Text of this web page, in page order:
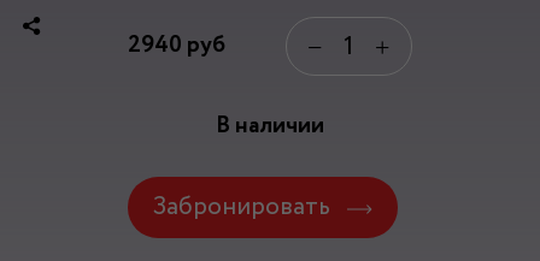
2940 руб − +
В наличии
Забронировать